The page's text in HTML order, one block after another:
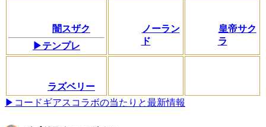
闇スザク
▶テンプレ
ノーラン
ド
皇帝サク
ラ
ラズベリー
▶コードギアスコラボの当たりと最新情報